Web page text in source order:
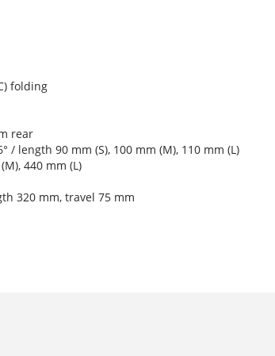
folding
rear
/ length 90 mm (S), 100 mm (M), 110 mm (L)
440 mm (L)
320 mm, travel 75 mm